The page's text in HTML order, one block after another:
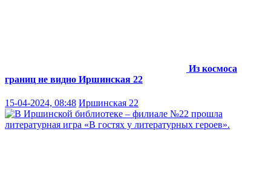
Из космоса
границ не видно Иршинская 22
15-04-2024, 08:48 Иршинская 22